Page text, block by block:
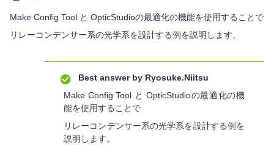
Make Config Tool と OpticStudioの最適化の機能を使用することで
リレーコンデンサー系の光学系を設計する例を説明します。
Best answer by Ryosuke.Niitsu
Make Config Tool と OpticStudioの最適化の機
能を使用することで
リレーコンデンサー系の光学系を設計する例を
説明します。